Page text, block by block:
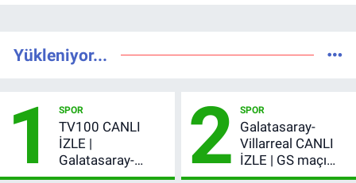
Yükleniyor...
1 SPOR
TV100 CANLI
İZLE |
Galatasaray-
Villarreal maçı
2 SPOR
Galatasaray-
Villarreal CANLI
İZLE | GS maçı
hangi kanalda,